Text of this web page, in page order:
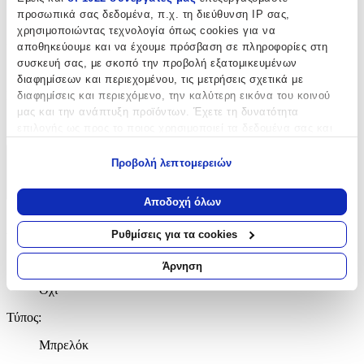
προσωπικά σας δεδομένα, π.χ. τη διεύθυνση IP σας,
χρησιμοποιώντας τεχνολογία όπως cookies για να
αποθηκεύουμε και να έχουμε πρόσβαση σε πληροφορίες στη
συσκευή σας, με σκοπό την προβολή εξατομικευμένων
διαφημίσεων και περιεχομένου, τις μετρήσεις σχετικά με
διαφημίσεις και περιεχόμενο, την καλύτερη εικόνα του κοινού
μας και την ανάπτυξη προϊόντων. Έχετε τη δυνατότητα
Να συλλέξουμε πληροφορίες σχετικά με τη γεωγραφική
σας τοποθεσία, οι οποίες μπορεί να είναι ακριβείς σε
απόσταση μερικών μέτρων
Να αναγνωρίσουμε τη συσκευή σας σαρώνοντας ενεργά
για συγκεκριμένα χαρακτηριστικά (δακτυλικό αποτύπωμα)
Μάθετε περισσότερα σχετικά με τον τρόπο επεξεργασίας των
προσωπικών σας δεδομένων και καθορίστε τις προτιμήσεις σας
στην
ανακαλέσετε τη συγκατάθεσή σας ανά πάσα στιγμή από τη
Δήλωση Cookies.
Προβολή λεπτομερειών
Αποδοχή όλων
Ρυθμίσεις για τα cookies
Άρνηση
Μεταλλικό
Χρώμα:
Ασημί
Κατασκευαστής:
+
Χαρακτηριστικά
με Κλειδαριά
Όχι
Τύπος:
Μπρελόκ